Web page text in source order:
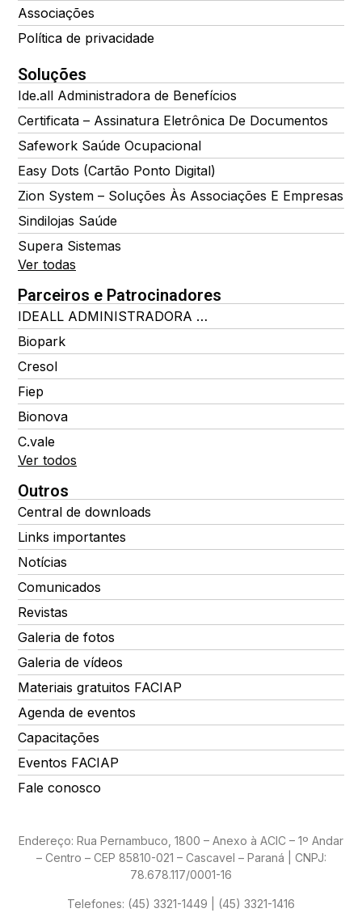
Associações
Política de privacidade
Soluções
Ide.all Administradora de Benefícios
Certificata – Assinatura Eletrônica De Documentos
Safework Saúde Ocupacional
Easy Dots (Cartão Ponto Digital)
Zion System – Soluções Às Associações E Empresas
Sindilojas Saúde
Supera Sistemas
Ver todas
Parceiros e Patrocinadores
IDEALL ADMINISTRADORA DE BENEFÍCIOS
Biopark
Cresol
Fiep
Bionova
C.vale
Ver todos
Outros
Central de downloads
Links importantes
Notícias
Comunicados
Revistas
Galeria de fotos
Galeria de vídeos
Materiais gratuitos FACIAP
Agenda de eventos
Capacitações
Eventos FACIAP
Fale conosco
Endereço: Rua Pernambuco, 1800 – Anexo à ACIC – 1º Andar
– Centro – CEP 85810-021 – Cascavel – Paraná | CNPJ:
78.678.117/0001-16
Telefones: (45) 3321-1449 | (45) 3321-1416